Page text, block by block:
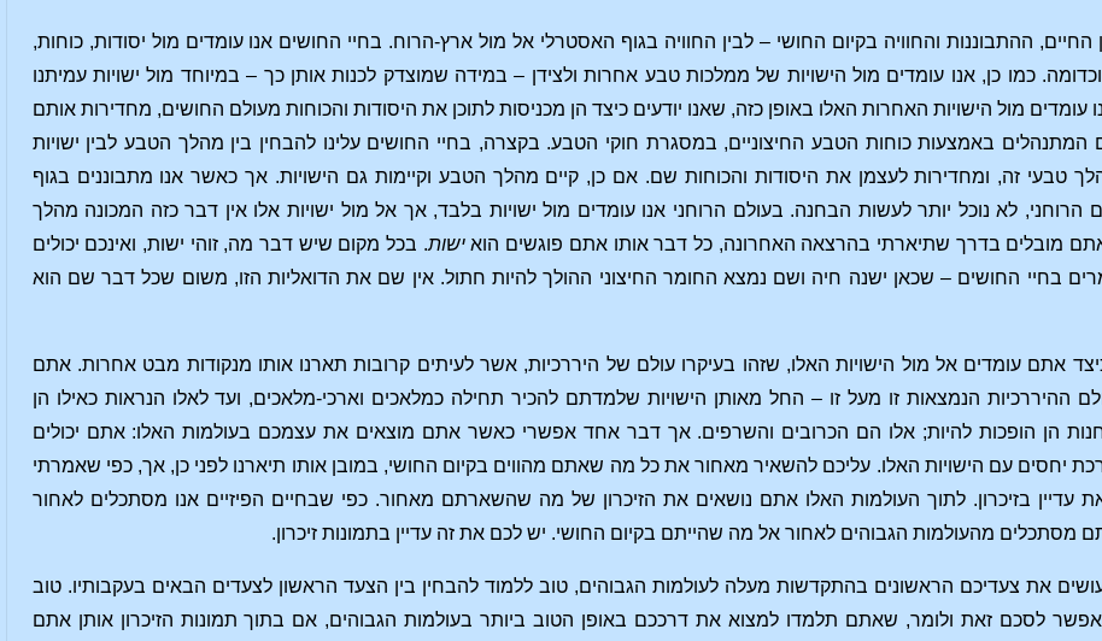
החיים, ההתבוננות והחוויה בקיום החושי – לבין החוויה בגוף האסטרלי אל מול ארץ-הרוח. בחיי החושים אנו עומדים מול יסודות, כוחות,
כמו כן, אנו עומדים מול הישויות של ממלכות טבע אחרות ולצידן – במידה שמוצדק לכנות אותן כך – במיוחד מול ישויות עמיתנו
עומדים מול הישויות האחרות האלו באופן כזה, שאנו יודעים כיצד הן מכניסות לתוכן את היסודות והכוחות מעולם החושים, מחדירות אותם
המתנהלים באמצעות כוחות הטבע החיצוניים, במסגרת חוקי הטבע. בקצרה, בחיי החושים עלינו להבחין בין מהלך הטבע לבין ישויות
טבעי זה, ומחדירות לעצמן את היסודות והכוחות שם. אם כן, קיים מהלך הטבע וקיימות גם הישויות. אך כאשר אנו מתבוננים בגוף
הרוחני, לא נוכל יותר לעשות הבחנה. בעולם הרוחני אנו עומדים מול ישויות בלבד, אך אל מול ישויות אלו אין דבר כזה המכונה מהלך
מובלים בדרך שתיארתי בהרצאה האחרונה, כל דבר אותו אתם פוגשים הואישות. בכל מקום שיש דבר מה, זוהי ישות, ואינכם יכולים
בחיי החושים – שכאן ישנה חיה ושם נמצא החומר החיצוני ההולך להיות חתול. אין שם את הדואליות הזו, משום שכל דבר שם הוא
אתם עומדים אל מול הישויות האלו, שזהו בעיקרו עולם של היררכיות, אשר לעיתים קרובות תארנו אותו מנקודות מבט אחרות. אתם
ההיררכיות הנמצאות זו מעל זו – החל מאותן הישויות שלמדתם להכיר תחילה כמלאכים וארכי-מלאכים, ועד לאלו הנראות כאילו הן
הן הופכות להיות; אלו הם הכרובים והשרפים. אך דבר אחד אפשרי כאשר אתם מוצאים את עצמכם בעולמות האלו: אתם יכולים
יחסים עם הישויות האלו. עליכם להשאיר מאחור את כל מה שאתם מהווים בקיום החושי, במובן אותו תיארנו לפני כן, אך, כפי שאמרתי
עדיין בזיכרון. לתוך העולמות האלו אתם נושאים את הזיכרון של מה שהשארתם מאחור. כפי שבחיים הפיזיים אנו מסתכלים לאחור
מסתכלים מהעולמות הגבוהים לאחור אל מה שהייתם בקיום החושי. יש לכם את זה עדיין בתמונות זיכרון.
את צעדיכם הראשונים בהתקדשות מעלה לעולמות הגבוהים, טוב ללמוד להבחין בין הצעד הראשון לצעדים הבאים בעקבותיו. טוב
לסכם זאת ולומר, שאתם תלמדו למצוא את דרככם באופן הטוב ביותר בעולמות הגבוהים, אם בתוך תמונות הזיכרון אותן אתם